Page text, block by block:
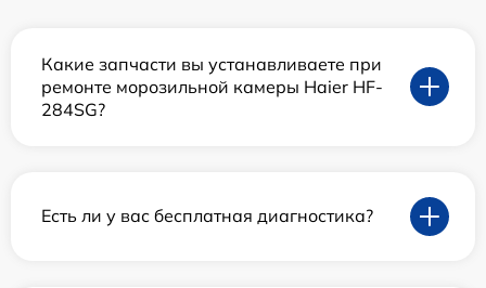
Какие запчасти вы устанавливаете при
ремонте морозильной камеры Haier HF-
284SG?
Есть ли у вас бесплатная диагностика?